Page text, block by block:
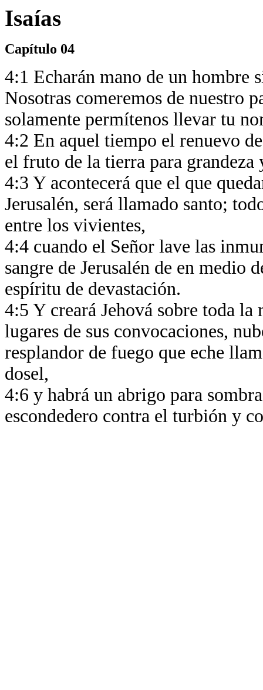
Isaías
Capítulo 04
4:1 Echarán mano de un hombre
Nosotras comeremos de nuestro
solamente permítenos llevar tu
4:2 En aquel tiempo el renuevo
el fruto de la tierra para
4:3 Y acontecerá que el que
Jerusalén, será llamado santo;
entre los vivientes,
4:4 cuando el Señor lave las
sangre de Jerusalén de en
espíritu de devastación.
4:5 Y creará Jehová sobre toda
lugares de sus convocaciones,
resplandor de fuego que eche
dosel,
4:6 y habrá un abrigo para
escondedero contra el turbión y